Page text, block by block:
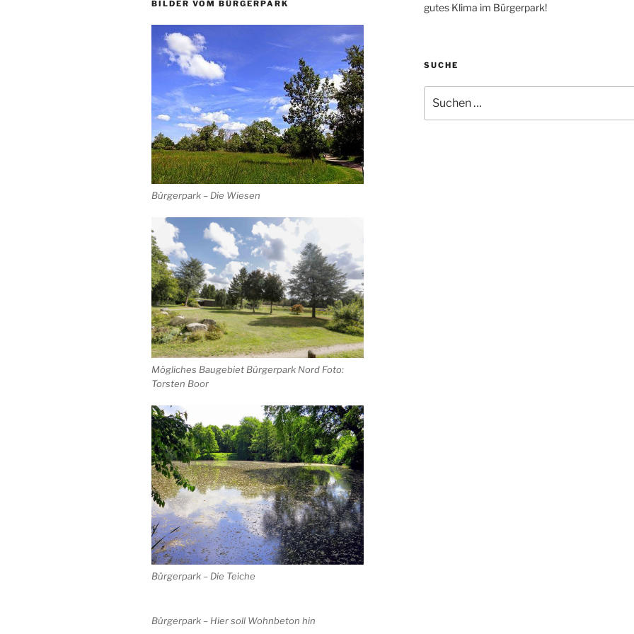
BILDER VOM BÜRGERPARK
Bürgerpark – Die Wiesen
Mögliches Baugebiet Bürgerpark Nord Foto:
Torsten Boor
Bürgerpark – Die Teiche
Bürgerpark – Hier soll Wohnbeton hin
gutes Klima im Bürgerpark!
SUCHE
nach: